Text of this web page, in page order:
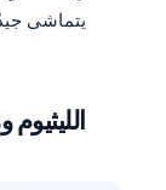
يتماشى